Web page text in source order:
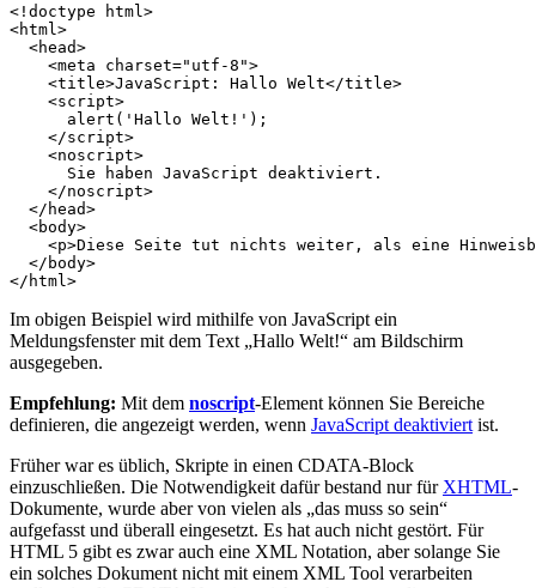
<!doctype html>
<html >
<head>
<meta charset="utf-8">
<title>JavaScript: Hallo Welt</title>
<script>
alert ( 'Hallo Welt!' );
</script>
<noscript>
      Sie haben JavaScript deaktiviert.
</noscript>
</ head>
<body>
<p>Diese Seite tut nichts weiter, als eine
</ body>
</ html >
Im obigen Beispiel wird mithilfe von JavaScript ein
Meldungsfenster mit dem Text „Hallo Welt!“ am Bildschirm
ausgegeben.
Empfehlung: Mit dem noscript-Element können Sie Bereiche
definieren, die angezeigt werden, wenn JavaScript deaktiviert ist.
Früher war es üblich, Skripte in einen CDATA-Block
einzuschließen. Die Notwendigkeit dafür bestand nur für XHTML-
Dokumente, wurde aber von vielen als „das muss so sein“
aufgefasst und überall eingesetzt. Es hat auch nicht gestört. Für
HTML 5 gibt es zwar auch eine XML Notation, aber solange Sie
ein solches Dokument nicht mit einem XML Tool verarbeiten